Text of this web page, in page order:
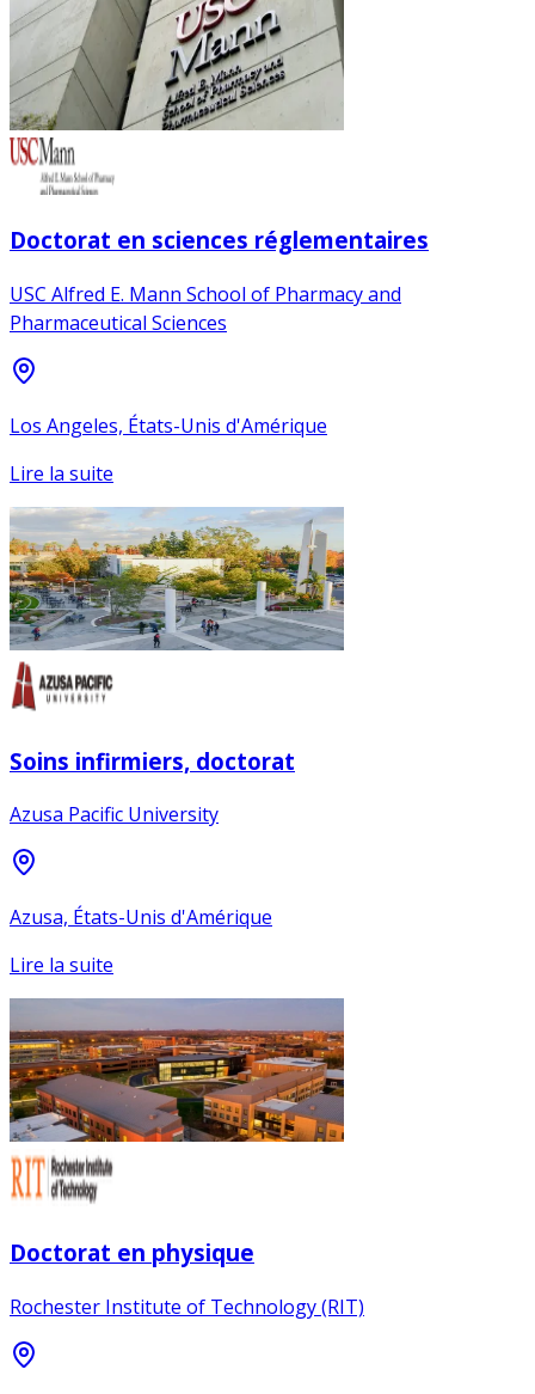
Doctorat en sciences réglementaires
USC Alfred E. Mann School of Pharmacy and
Pharmaceutical Sciences
Los Angeles, États-Unis d'Amérique
Lire la suite
Soins infirmiers, doctorat
Azusa Pacific University
Azusa, États-Unis d'Amérique
Lire la suite
Doctorat en physique
Rochester Institute of Technology (RIT)